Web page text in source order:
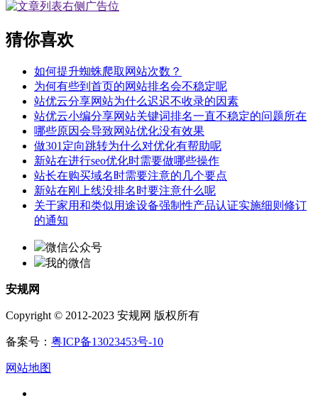
猜你喜欢
如何提升蜘蛛爬取网站次数？
为何有些到首页的网站排名会不稳定呢
站优云分享网站为什么迟迟不收录的因素
站优云小编分享网站关键词排名一直不稳定的问题所在
哪些原因会导致网站优化没有效果
做301定向跳转为什么对优化有帮助呢
新站在进行seo优化时需要做哪些操作
站长在购买域名时需要注意的几个要点
新站在刚上线没排名时要注意什么呢
关于家用和类似用途设备强制性产品认证实施细则修订
的通知
微信公众号
我的微信
安规网
Copyright © 2012-2023 安规网 版权所有
备案号： 粤ICP备13023453号-10
网站地图